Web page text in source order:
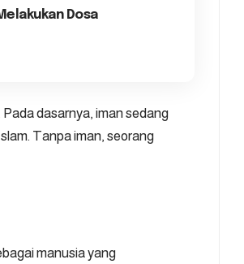
Dosa
dasarnya, iman sedang
Tanpa iman, seorang
manusia yang